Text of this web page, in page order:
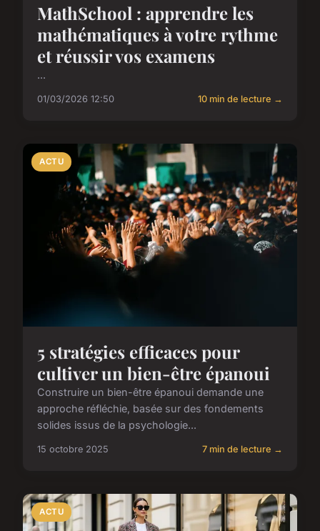
MathSchool : apprendre les
mathématiques à votre rythme
et réussir vos examens
...
01/03/2026 12:50 10 min de lecture →
ACTU
5 stratégies efficaces pour
cultiver un bien-être épanoui
Construire un bien-être épanoui demande une
approche réfléchie, basée sur des fondements
solides issus de la psychologie...
15 octobre 2025 7 min de lecture →
ACTU